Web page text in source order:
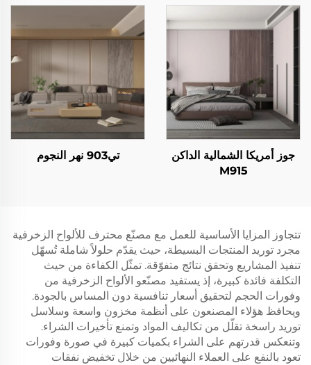
جوز أمريكا الشمالية الداكن
M915
تي903 نهر النجوم
تتجاوز المزايا الأساسية للعمل مع مصنّع محترف للألواح الزخرفية
مجرد توريد المنتجات البسيطة، حيث يقدّم حلولاً شاملة تُسهّل
تنفيذ المشاريع وتحقق نتائج متفوّقة. تمثّل الكفاءة من حيث
التكلفة فائدة كبيرة، إذ يستفيد مصنّعو الألواح الزخرفية من
وفورات الحجم لتحقيق أسعار تنافسية دون المساس بالجودة.
ويحافظ هؤلاء المصنعون على أنظمة مخزون واسعة وسلاسل
توريد راسخة تقلّل من تكاليف المواد وتمنع تأخيرات الشراء.
وتنعكس قدرتهم على الشراء بكميات كبيرة في صورة وفورات
تعود بالنفع على العملاء النهائيين من خلال تخفيض نفقات